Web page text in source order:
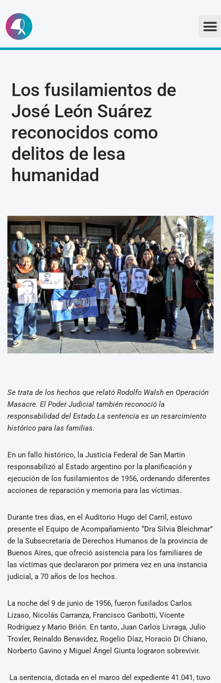
Ir
al
Los fusilamientos de
José León Suárez
reconocidos como
delitos de lesa
humanidad
Se trata de los hechos que relató Rodolfo Walsh en Operación
Masacre. ⁠El Poder Judicial también reconoció la
responsabilidad del Estado.La sentencia es un resarcimiento
histórico para las familias.
En un fallo histórico, la Justicia Federal de San Martín
responsabilizó al Estado argentino por la planificación y
ejecución de los fusilamientos de 1956, ordenando diferentes
acciones de reparación y memoria para las víctimas.
⁠Durante tres días, en el Auditorio Hugo del Carril, estuvo
presente el Equipo de Acompañamiento “Dra Silvia Bleichmar”
de la Subsecretaría de Derechos Humanos de la provincia de
Buenos Aires, que ofreció asistencia para los familiares de
las víctimas que declararon por primera vez en una instancia
judicial, a 70 años de los hechos.
La noche del 9 de junio de 1956, fueron fusilados Carlos
Lizaso, Nicolás Carranza, Francisco Garibotti, Vicente
Rodríguez y Mario Brión. En tanto, Juan Carlos Livraga, Julio
Troxler, Reinaldo Benavidez, Rogelio Díaz, Horacio Di Chiano,
Norberto Gavino y Miguel Ángel Giunta lograron sobrevivir. ⁠
⁠La sentencia, dictada en el marco del expediente 41.041, tuvo